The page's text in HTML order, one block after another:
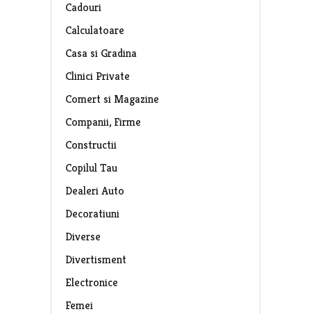
Cadouri
Calculatoare
Casa si Gradina
Clinici Private
Comert si Magazine
Companii, Firme
Constructii
Copilul Tau
Dealeri Auto
Decoratiuni
Diverse
Divertisment
Electronice
Femei